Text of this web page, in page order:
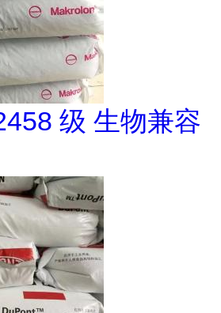
级 生物兼容